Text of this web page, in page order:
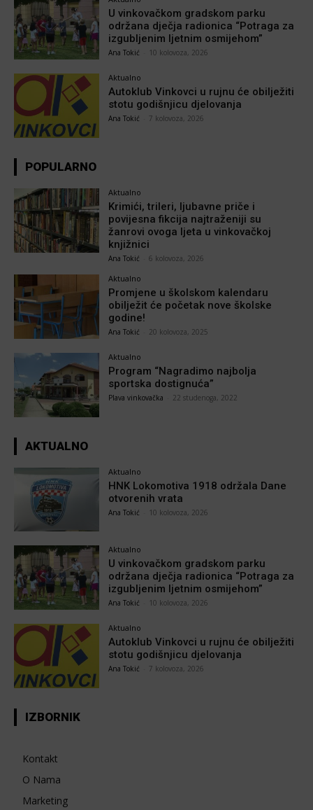
U vinkovačkom gradskom parku
održana dječja radionica “Potraga za
izgubljenim ljetnim osmijehom”
Ana Tokić 10 kolovoza, 2026
Aktualno
Autoklub Vinkovci u rujnu će obilježiti
stotu godišnjicu djelovanja
Ana Tokić 7 kolovoza, 2026
POPULARNO
Aktualno
Krimići, trileri, ljubavne priče i
povijesna fikcija najtraženiji su
žanrovi ovoga ljeta u vinkovačkoj
knjižnici
Ana Tokić 6 kolovoza, 2026
Aktualno
Promjene u školskom kalendaru
obilježit će početak nove školske
godine!
Ana Tokić 20 kolovoza, 2025
Aktualno
Program “Nagradimo najbolja
sportska dostignuća”
Plava vinkovačka 22 studenoga, 2022
AKTUALNO
Aktualno
HNK Lokomotiva 1918 održala Dane
otvorenih vrata
Ana Tokić 10 kolovoza, 2026
Aktualno
U vinkovačkom gradskom parku
održana dječja radionica “Potraga za
izgubljenim ljetnim osmijehom”
Ana Tokić 10 kolovoza, 2026
Aktualno
Autoklub Vinkovci u rujnu će obilježiti
stotu godišnjicu djelovanja
Ana Tokić 7 kolovoza, 2026
IZBORNIK
Kontakt
O Nama
Marketing